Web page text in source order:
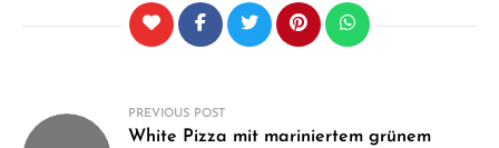
Beitragsnavigation
PREVIOUS POST
White Pizza mit mariniertem grünem